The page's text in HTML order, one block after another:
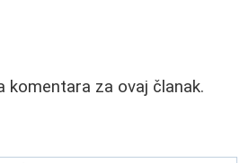
komentara za ovaj članak.